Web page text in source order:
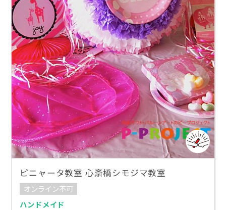
ピニャータ教室 心斎橋シモジマ教室
オンライン不可
ハンドメイド